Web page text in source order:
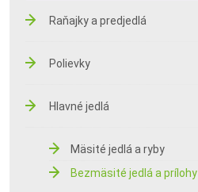
Raňajky a predjedlá
Polievky
Hlavné jedlá
Mäsité jedlá a ryby
Bezmäsité jedlá a prílohy